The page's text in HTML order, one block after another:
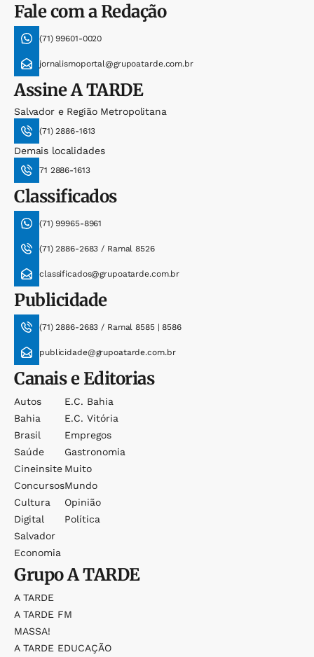
Fale com a Redação
(71) 99601-0020
jornalismoportal@grupoatarde.com.br
AssineA TARDE
Salvador e Região Metropolitana
(71) 2886-1613
Demais localidades
71 2886-1613
Classificados
(71) 99965-8961
(71) 2886-2683 / Ramal 8526
classificados@grupoatarde.com.br
Publicidade
(71) 2886-2683 / Ramal 8585 | 8586
publicidade@grupoatarde.com.br
Canais e Editorias
Autos
Bahia
Brasil
Saúde
Cineinsite
Concursos
Cultura
Digital
Salvador
Economia
E.c. Bahia
E.c. Vitória
Empregos
Gastronomia
Muito
Mundo
Opinião
Política
GrupoA TARDE
A TARDE
A TARDE FM
MASSA!
A TARDE EDUCAÇÃO